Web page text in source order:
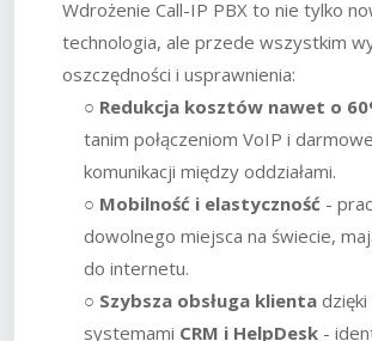
Wdrożenie Call-IP PBX to nie tylko
technologia, ale przede wszystkim
oszczędności i usprawnienia:
○ Redukcja kosztów nawet o
tanim połączeniom VoIP i
komunikacji między oddziałami.
○ Mobilność i elastyczność -
dowolnego miejsca na świecie,
do internetu.
○ Szybsza obsługa klienta
systemami CRM i HelpDesk -